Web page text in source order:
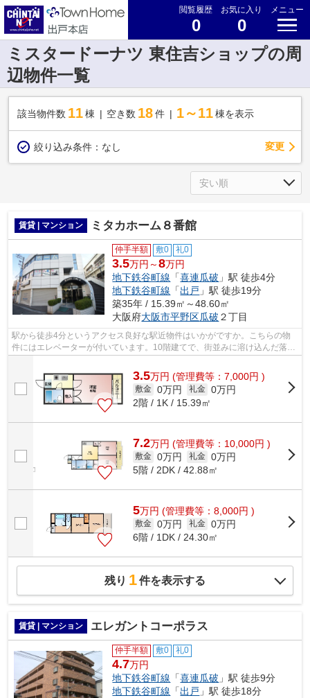
閲覧履歴
0
お気に入り
0
メニュー
ミスタードーナツ 東住吉ショップの周
辺物件一覧
該当物件数 11棟 空き数 18 件 1～11 棟を表示
絞り込み条件： なし 変更
賃貸 | マンション ミタカホーム８番館
仲手半額 敷0 礼0
3.5万円～8万円
地下鉄谷町線 「喜連瓜破 」駅 徒歩4分
地下鉄谷町線 「出戸 」駅 徒歩19分
築35年 / 15.39㎡～48.60㎡
大阪府大阪市平野区瓜破 ２丁目
駅から徒歩4分というアクセス良好な駅近物件はいかがですか。こちらの物
件にはエレベーターが付いています。10階建てで、街並みに溶け込んだ落ち
3.5万円 (管理費等：7,000円 )
敷金 0万円 礼金 0万円
2階 / 1K / 15.39㎡
7.2万円 (管理費等：10,000円 )
敷金 0万円 礼金 0万円
5階 / 2DK / 42.88㎡
5万円 (管理費等：8,000円 )
敷金 0万円 礼金 0万円
6階 / 1DK / 24.30㎡
残り 1件を表示する
賃貸 | マンション エレガントコーポラス
仲手半額 敷0 礼0
4.7万円
地下鉄谷町線 「喜連瓜破 」駅 徒歩9分
地下鉄谷町線 「出戸 」駅 徒歩18分